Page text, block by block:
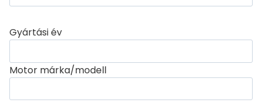
Gyártási év
Motor márka/modell